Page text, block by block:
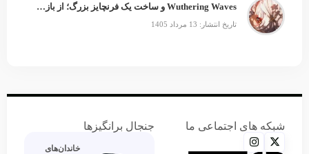
Wuthering Waves و ساخت یک فرنچایز بزرگ؛ از بازی تا انیمه
تاریخ انتشار: 13 مرداد 1405
شبکه های اجتماعی ما جنجال برانگیزها
خاندان‌های